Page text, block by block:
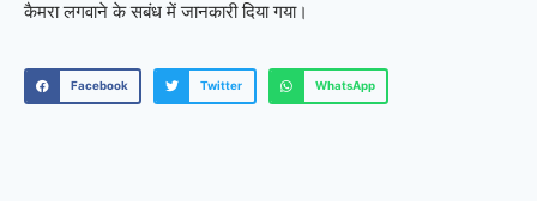
कैमरा लगवाने के सबंध में जानकारी दिया गया।
Facebook Twitter WhatsApp